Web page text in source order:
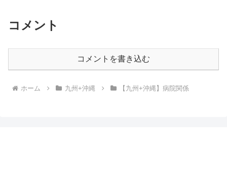
コメント
コメントを書き込む
ホーム 九州+沖縄 【九州+沖縄】病院関係